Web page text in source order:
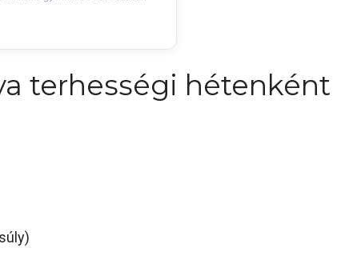
terhességi hétenként